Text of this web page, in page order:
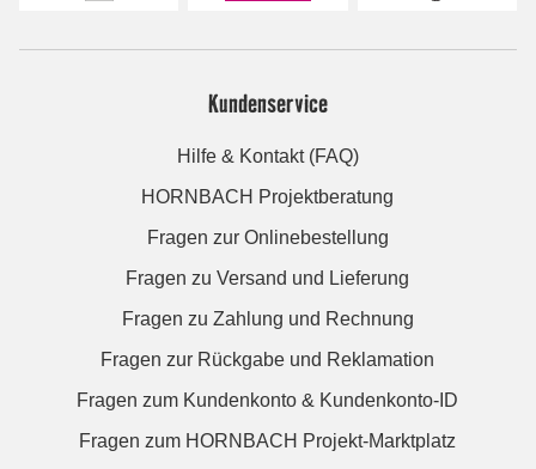
Kundenservice
Hilfe & Kontakt (FAQ)
HORNBACH Projektberatung
Fragen zur Onlinebestellung
Fragen zu Versand und Lieferung
Fragen zu Zahlung und Rechnung
Fragen zur Rückgabe und Reklamation
Fragen zum Kundenkonto & Kundenkonto-ID
Fragen zum HORNBACH Projekt-Marktplatz